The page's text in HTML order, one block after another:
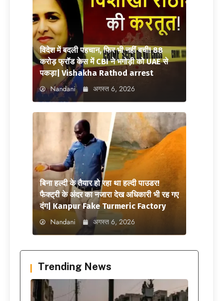
विदेश में बदली पहचान, फिर भी नहीं बची! 88
करोड़ फ्रॉड केस में CBI ने भगोड़ी को UAE से
पकड़ा| Vishakha Rathod arrest
Nandani अगस्त 6, 2026
बिना हल्दी के तैयार हो रहा था हल्दी पाउडर!
फैक्ट्री के अंदर का नजारा देख अधिकारी भी रह गए
दंग| Kanpur Fake Turmeric Factory
Nandani अगस्त 6, 2026
Trending News